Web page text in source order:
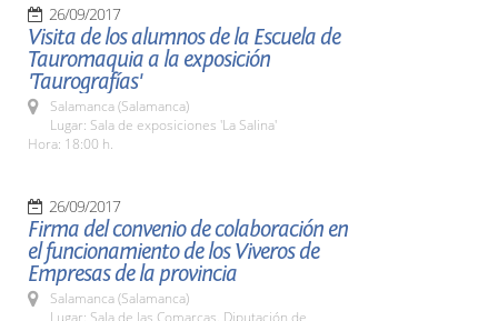
26/09/2017
Visita de los alumnos de la Escuela de
Tauromaquia a la exposición
'Taurografías'
Salamanca (Salamanca)
Lugar: Sala de exposiciones 'La Salina'
Hora: 18:00 h.
26/09/2017
Firma del convenio de colaboración en
el funcionamiento de los Viveros de
Empresas de la provincia
Salamanca (Salamanca)
Lugar: Sala de las Comarcas. Diputación de